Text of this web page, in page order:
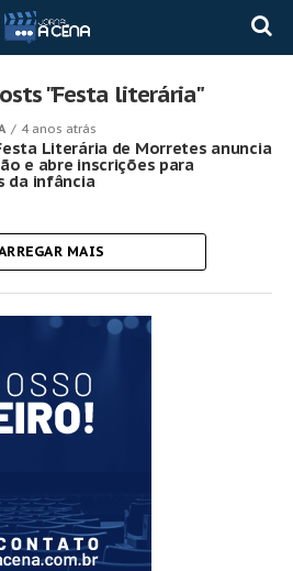
"Festa literária"
4 anos atrás
Literária de Morretes anuncia
e abre inscrições para
da infância
MAIS